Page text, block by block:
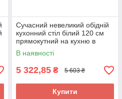
Сучасний невеликий обідній
кухонний стіл білий 120 см
прямокутний на кухню в
скандинавському стилі
Дуглас
В наявності
5 322,85 ₴ 5 603 ₴
Купити